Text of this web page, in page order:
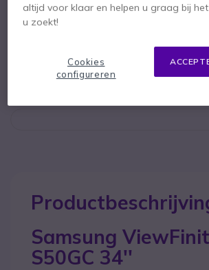
Meegeleverd in de doos
Documentatie
Samsung
S50GC 34''
altijd voor klaar en helpen u graag bij
u zoekt!
Cookies
configureren